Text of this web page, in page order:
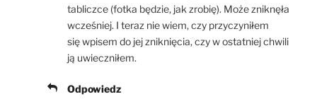
tabliczce (fotka będzie, jak zrobię). Może zniknęła
wcześniej. I teraz nie wiem, czy przyczyniłem
się wpisem do jej zniknięcia, czy w ostatniej chwili
ją uwieczniłem.
Odpowiedz